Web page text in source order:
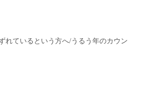
れているという方へ/うるう年のカウン